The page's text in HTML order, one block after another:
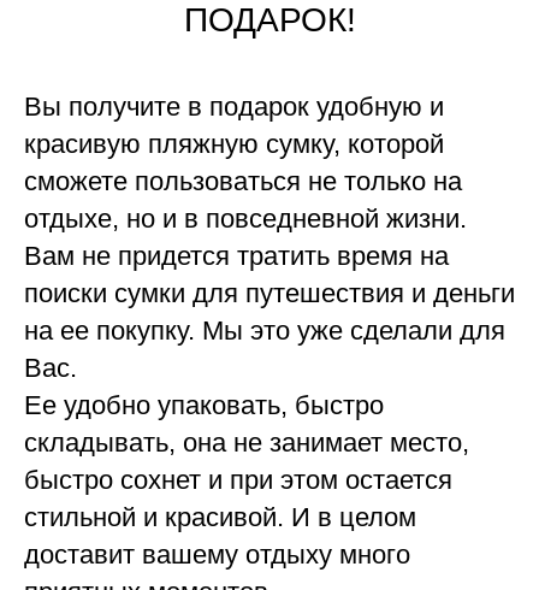
ПОДАРОК!
Вы получите в подарок удобную и
красивую пляжную сумку, которой
сможете пользоваться не только на
отдыхе, но и в повседневной жизни.
Вам не придется тратить время на
поиски сумки для путешествия и деньги
на ее покупку. Мы это уже сделали для
Вас.
Ее удобно упаковать, быстро
складывать, она не занимает место,
быстро сохнет и при этом остается
стильной и красивой. И в целом
доставит вашему отдыху много